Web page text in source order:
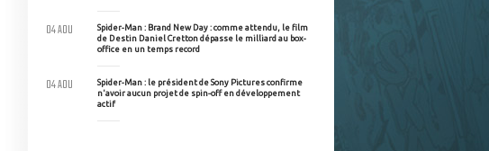
Spider-Man : Brand New Day : comme attendu, le film
de Destin Daniel Cretton dépasse le milliard au box-
office en un temps record
04 AOU
Spider-Man : le président de Sony Pictures confirme
n'avoir aucun projet de spin-off en développement
actif
04 AOU